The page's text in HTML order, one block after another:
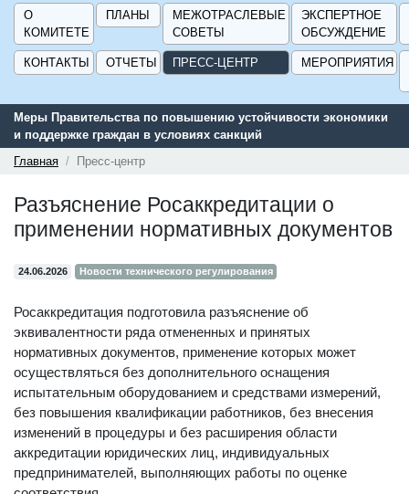
О
КОМИТЕТЕ
ПЛАНЫ
МЕЖОТРАСЛЕВЫЕ
СОВЕТЫ
ЭКСПЕРТНОЕ
ОБСУЖДЕНИЕ
КОНТАКТЫ ОТЧЕТЫ ПРЕСС-ЦЕНТР МЕРОПРИЯТИЯ
Меры Правительства по повышению устойчивости экономики
и поддержке граждан в условиях санкций
Главная
Пресс-центр
Разъяснение Росаккредитации о
применении нормативных документов
24.06.2026 Новости технического регулирования
Росаккредитация подготовила разъяснение об
эквивалентности ряда отмененных и принятых
нормативных документов, применение которых может
осуществляться без дополнительного оснащения
испытательным оборудованием и средствами измерений,
без повышения квалификации работников, без внесения
изменений в процедуры и без расширения области
аккредитации юридических лиц, индивидуальных
предпринимателей, выполняющих работы по оценке